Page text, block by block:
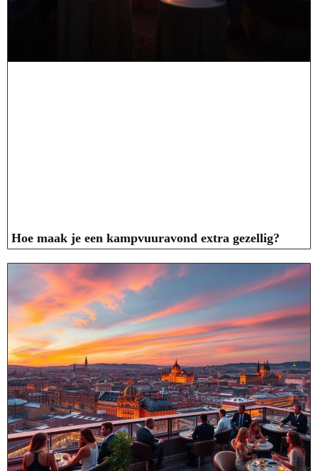
Hoe maak je een kampvuuravond extra gezellig?